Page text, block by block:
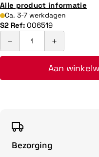
Alle product informatie
Ca. 3-7 werkdagen
S2 Ref: 006519
Aan
Bezorging